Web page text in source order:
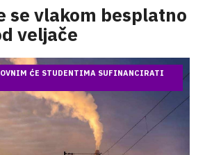
se vlakom besplatno
veljače
ĆE STUDENTIMA SUFINANCIRATI